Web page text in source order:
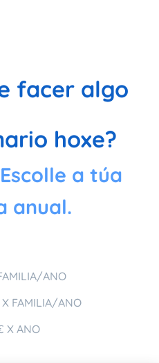
facer algo
hoxe?
a túa
anual.
ANO
X FAMILIA/ANO
X ANO